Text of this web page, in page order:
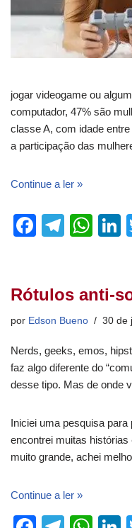
jogar videogame ou
computador, 47% são
classe A, com idade
a participação das
Continue a ler »
F
e
b
o
k
T
gr
a
W
s
A
p
Rótulos anti-
por Edson Bueno 30 de
Nerds, geeks, emos,
faz algo diferente do
desse tipo. Mas de onde
Iniciei uma pesquisa
encontrei muitas
muito grande, achei
Continue a ler »